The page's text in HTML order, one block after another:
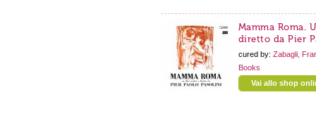
Mamma Roma.
diretto da Pier
cured by: Zabagli,
Books
Vai allo shop